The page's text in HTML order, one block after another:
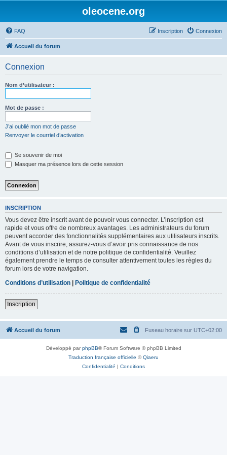
oleocene.org
FAQ Connexion
Inscription
Accueil du forum
Connexion
Nom d’utilisateur :
Mot de passe :
J’ai oublié mon mot de passe
Renvoyer le courriel d’activation
Se souvenir de moi
Masquer ma présence lors de cette session
INSCRIPTION
Vous devez être inscrit avant de pouvoir vous connecter. L’inscription est
rapide et vous offre de nombreux avantages. Les administrateurs du forum
peuvent accorder des fonctionnalités supplémentaires aux utilisateurs inscrits.
Avant de vous inscrire, assurez-vous d’avoir pris connaissance de nos
conditions d’utilisation et de notre politique de confidentialité. Veuillez
également prendre le temps de consulter attentivement toutes les règles du
forum lors de votre navigation.
Conditions d’utilisation | Politique de confidentialité
Inscription
Accueil du forum Fuseau horaire sur UTC+02:00
Développé parphpBB® Forum Software © phpBB Limited
Traduction française officielle ©Qiaeru
Confidentialité | Conditions